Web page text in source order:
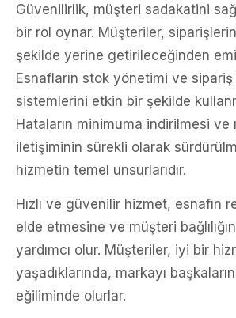
Güvenilirlik, müşteri sadakatini
bir rol oynar. Müşteriler,
şekilde yerine getirileceğinden
Esnafların stok yönetimi ve
sistemlerini etkin bir şekilde
Hataların minimuma indirilmesi ve
iletişiminin sürekli olarak
hizmetin temel unsurlarıdır.
Hızlı ve güvenilir hizmet, esnafın
elde etmesine ve müşteri
yardımcı olur. Müşteriler, iyi bir
yaşadıklarında, markayı
eğiliminde olurlar.